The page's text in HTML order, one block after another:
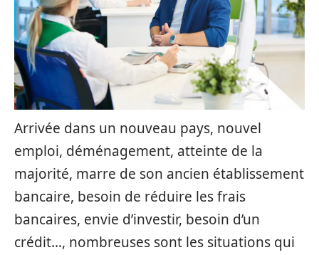
Arrivée dans un nouveau pays, nouvel
emploi, déménagement, atteinte de la
majorité, marre de son ancien établissement
bancaire, besoin de réduire les frais
bancaires, envie d’investir, besoin d’un
crédit…, nombreuses sont les situations qui